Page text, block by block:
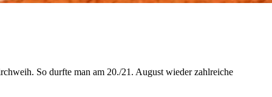
So durfte man am 20./21. August wieder zahlreiche